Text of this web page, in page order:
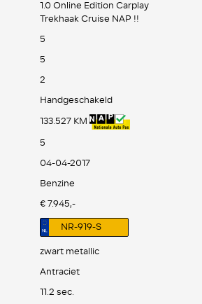
1.0 Online Edition Carplay
Trekhaak Cruise NAP !!
5
5
2
Handgeschakeld
133.527 KM
5
04-04-2017
Benzine
€ 7.945,-
NR-919-S
zwart metallic
Antraciet
11.2 sec.